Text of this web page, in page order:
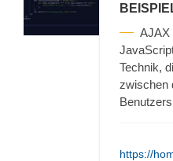
AJAX
Technik,
zwischen
https://